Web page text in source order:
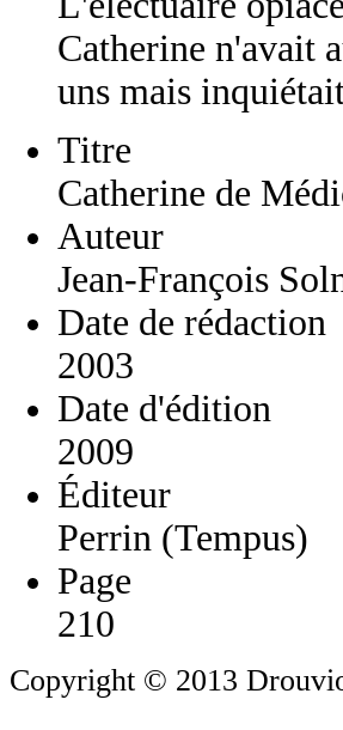
Catherine n'avait
uns mais
Titre
Catherine de
Auteur
Jean-François
Date de rédaction
2003
Date d'édition
2009
Éditeur
Perrin (Tempus)
Page
210
Copyright © 2013